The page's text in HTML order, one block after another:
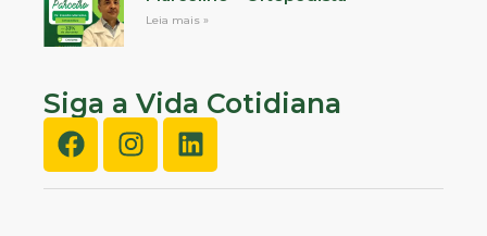
Leia mais »
Siga a Vida Cotidiana